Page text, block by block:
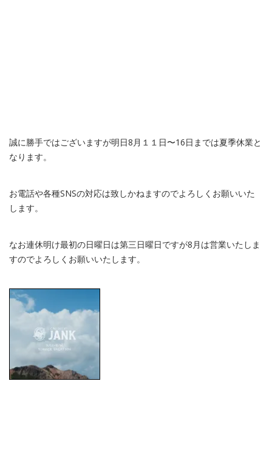
誠に勝手ではございますが明日8月１１日〜16日までは夏季休業と
なります。
お電話や各種SNSの対応は致しかねますのでよろしくお願いいた
します。
なお連休明け最初の日曜日は第三日曜日ですが8月は営業いたしま
すのでよろしくお願いいたします。